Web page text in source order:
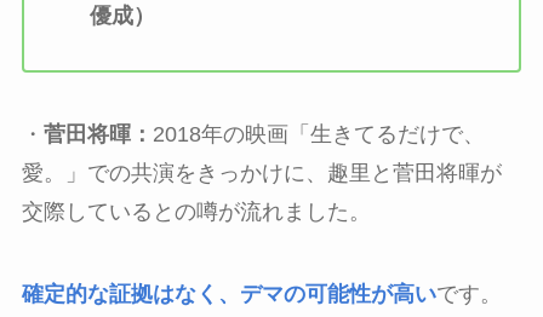
優成）
・ 菅田将暉： 2018年の映画「生きてるだけで、
愛。」での共演をきっかけに、趣里と菅田将暉が
交際しているとの噂が流れました。
確定的な証拠はなく、デマの可能性が高いです。